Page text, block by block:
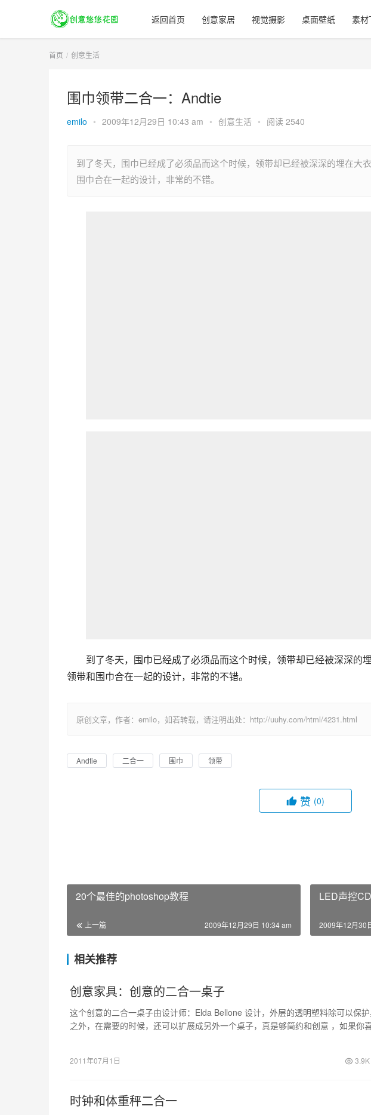
返回首页 创意家居 视觉摄影 桌面壁纸 素材
首页 创意生活
围巾领带二合一：Andtie
emilo • 2009年12月29日 10:43 am • 创意生活 • 阅读 2540
到了冬天，围巾已经成了必须品而这个时候，领带却已经被深深的埋在大
围巾合在一起的设计，非常的不错。
到了冬天，围巾已经成了必须品而这个时候，领带却已经被深深的
领带和围巾合在一起的设计，非常的不错。
原创文章，作者：emilo，如若转载，请注明出处：http://uuhy.com/html/4231.html
Andtie 二合一 围巾 领带
赞 (0)
20个最佳的photoshop教程
上一篇 2009年12月29日 10:34 am
LED声控
2009年12月30
相关推荐
创意家具：创意的二合一桌子
这个创意的二合一桌子由设计师：Elda Bellone 设计，外层的透明塑料除可以保
之外，在需要的时候，还可以扩展成另外一个桌子，真是够简约和创意 ，如果你
2011年07月1日 3.9K
时钟和体重秤二合一